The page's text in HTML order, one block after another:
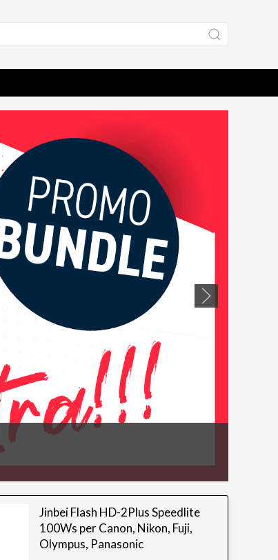
Jinbei Flash HD-2Plus Speedlite
100Ws per Canon, Nikon, Fuji,
Olympus, Panasonic